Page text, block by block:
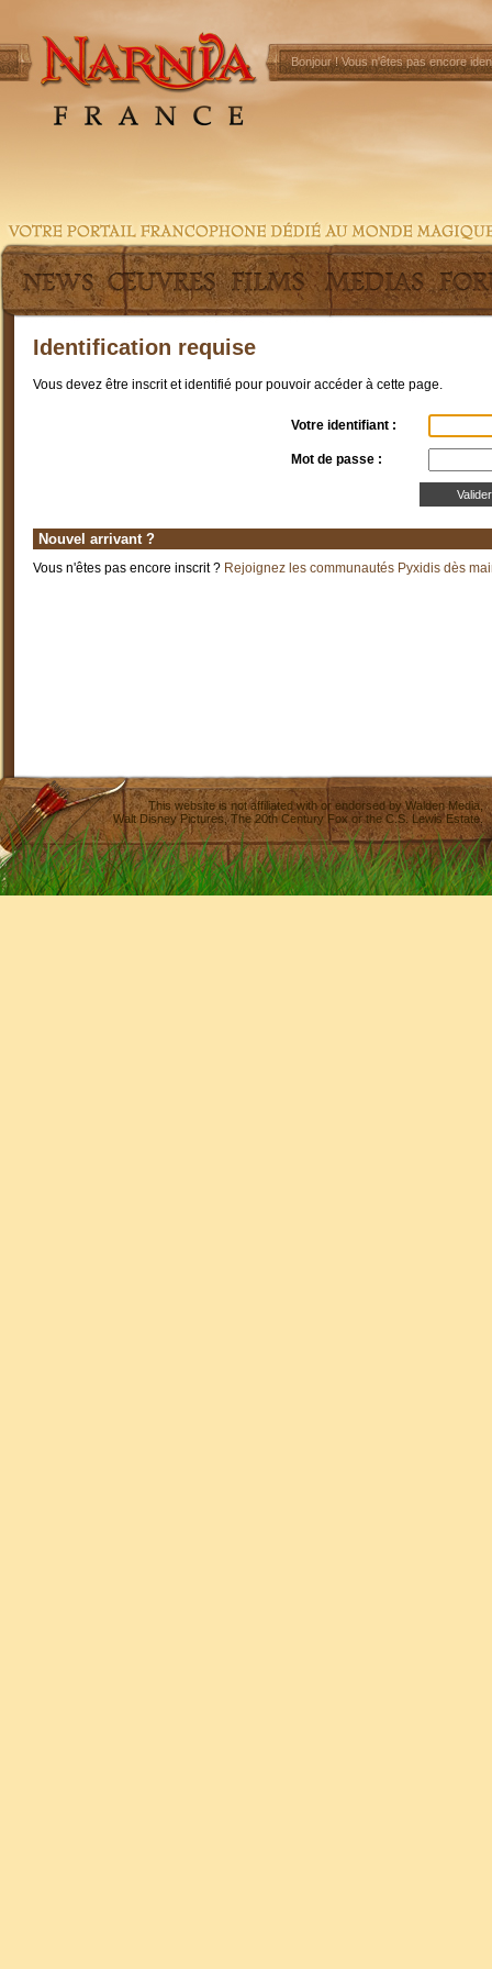
Bonjour !Vous n'êtes pas encore
Identification requise
Vous devez être inscrit et identifié pour pouvoir accéder à cette page.
Votre identifiant :
Mot de passe :
Nouvel arrivant ?
Vous n'êtes pas encore inscrit ? Rejoignez les communautés Pyxidis dès
This website is not affiliated with or endorsed byWalden Media
Walt Disney Pictures,The 20th Century Fox or the C.S. Lewis Estate.